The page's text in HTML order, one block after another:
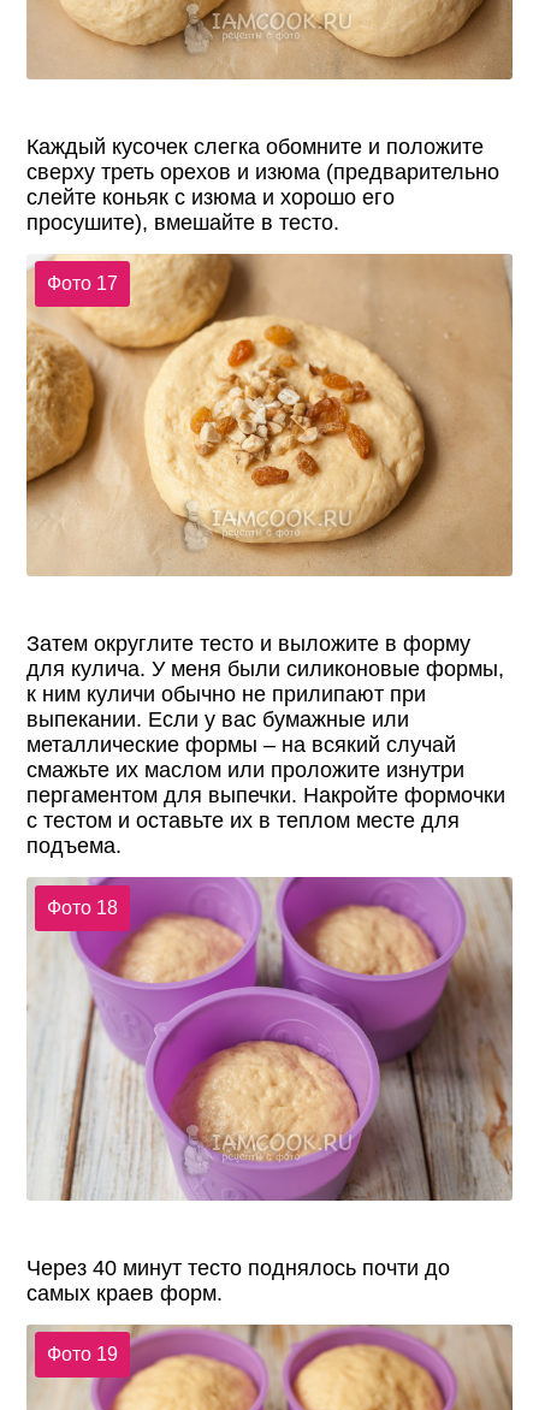
Каждый кусочек слегка обомните и положите
сверху треть орехов и изюма (предварительно
слейте коньяк с изюма и хорошо его
просушите), вмешайте в тесто.
Фото 17
Затем округлите тесто и выложите в форму
для кулича. У меня были силиконовые формы,
к ним куличи обычно не прилипают при
выпекании. Если у вас бумажные или
металлические формы – на всякий случай
смажьте их маслом или проложите изнутри
пергаментом для выпечки. Накройте формочки
с тестом и оставьте их в теплом месте для
подъема.
Фото 18
Через 40 минут тесто поднялось почти до
самых краев форм.
Фото 19